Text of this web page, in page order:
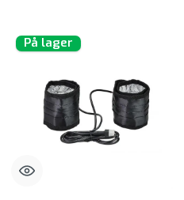
På lager